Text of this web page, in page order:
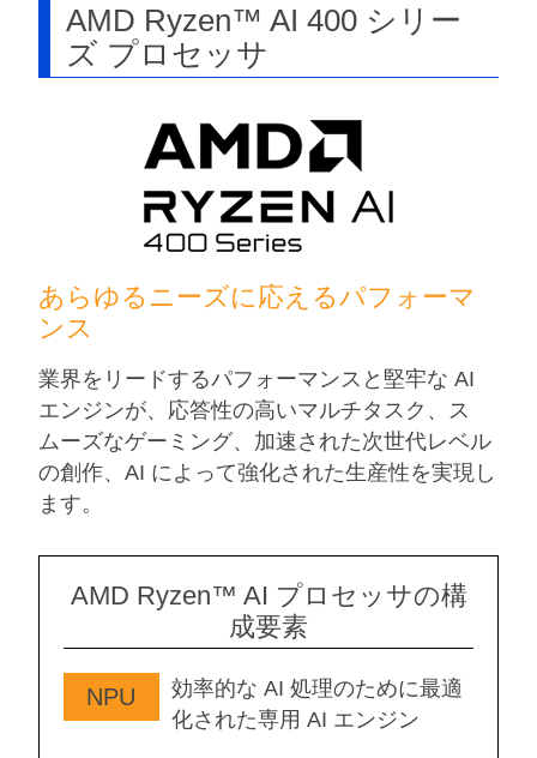
AMD Ryzen™ AI 400 シリー
ズ プロセッサ
あらゆるニーズに応えるパフォーマ
ンス
業界をリードするパフォーマンスと堅牢な AI
エンジンが、応答性の高いマルチタスク、ス
ムーズなゲーミング、加速された次世代レベル
の創作、AI によって強化された生産性を実現し
ます。
AMD Ryzen™ AI プロセッサの構
成要素
NPU
効率的な AI 処理のために最適
化された専用 AI エンジン